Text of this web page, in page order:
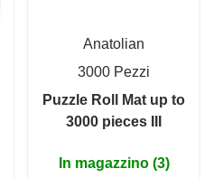
Anatolian
3000 Pezzi
Puzzle Roll Mat up to
3000 pieces III
In magazzino (3)